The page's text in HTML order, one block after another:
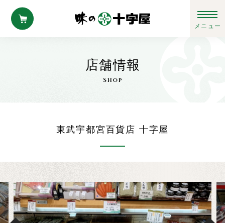
店舗情報
Shop
東武宇都宮百貨店 十字屋